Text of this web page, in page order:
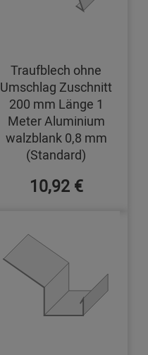
Traufblech ohne
Umschlag Zuschnitt
200 mm Länge 1
Meter Aluminium
walzblank 0,8 mm
(Standard)
10,92 €